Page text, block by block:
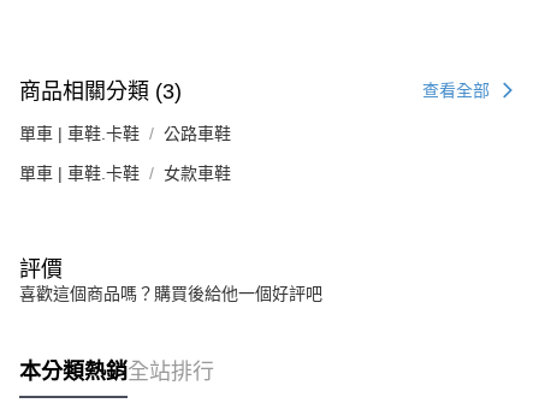
商品相關分類 (3) 查看全部
單車 | 車鞋.卡鞋 公路車鞋
單車 | 車鞋.卡鞋 女款車鞋
評價
喜歡這個商品嗎？購買後給他一個好評吧
本分類熱銷全站排行